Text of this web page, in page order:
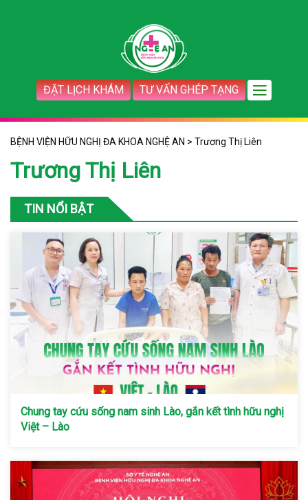
ĐẶT LỊCH KHÁM TƯ VẤN GHÉP TẠNG
BỆNH VIỆN HỮU NGHỊ ĐA KHOA NGHỆ AN > Trương Thị Liên
Trương Thị Liên
TIN NỔI BẬT
Chung tay cứu sống nam sinh Lào, gắn kết tình hữu nghị
Việt – Lào